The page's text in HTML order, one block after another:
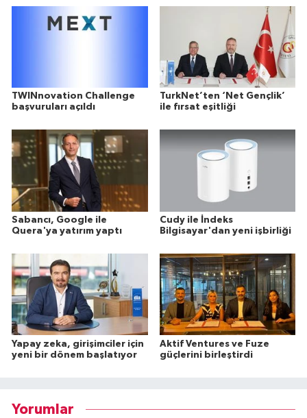
TWINnovation Challenge
başvuruları açıldı
TurkNet’ten ‘Net Gençlik’
ile fırsat eşitliği
Sabancı, Google ile
Quera'ya yatırım yaptı
Cudy ile İndeks
Bilgisayar'dan yeni işbirliği
Yapay zeka, girişimciler için
yeni bir dönem başlatıyor
Aktif Ventures ve Fuze
güçlerini birleştirdi
Yorumlar